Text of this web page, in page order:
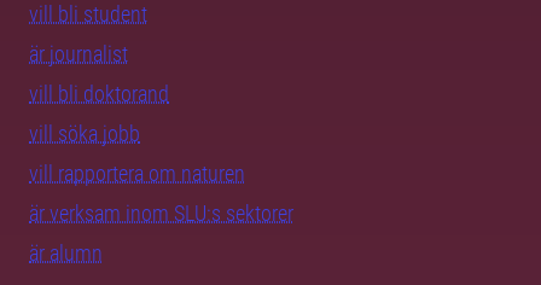
vill bli student
är journalist
vill bli doktorand
vill söka jobb
vill rapportera om naturen
är verksam inom SLU:s sektorer
är alumn